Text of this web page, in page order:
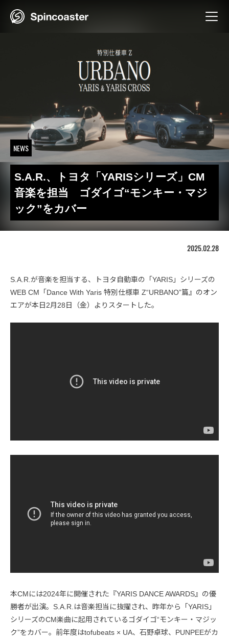
NEWS
S.A.R.、トヨタ「YARISシリーズ」CM
音楽を担当 ゴダイゴ“モンキー・マジ
ック”をカバー
2025.02.28
S.A.R.が音楽を担当する、トヨタ自動車の「YARIS」シリーズの
WEB CM「Dance With Yaris 特別仕様車 Z“URBANO”篇』のオン
エアが本日2月28日（金）よりスタートした。
本CMには2024年に開催された『YARIS DANCE AWARDS』の優
勝者が出演。S.A.R.は音楽担当に抜擢され、昨年から「YARIS」
シリーズのCM楽曲に起用されているゴダイゴ“モンキー・マジッ
ク”をカバー。前年度はtofubeats × UA、石野卓球、PUNPEEがカ